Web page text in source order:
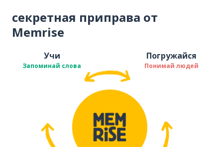
секретная приправа от
Memrise
Учи
Запоминай слова
Погружайся
Понимай людей